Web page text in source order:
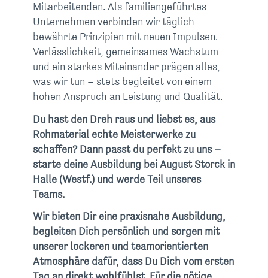
Mitarbeitenden. Als familiengeführtes
Unternehmen verbinden wir täglich
bewährte Prinzipien mit neuen Impulsen.
Verlässlichkeit, gemeinsames Wachstum
und ein starkes Miteinander prägen alles,
was wir tun – stets begleitet von einem
hohen Anspruch an Leistung und Qualität.
Du hast den Dreh raus und liebst es, aus
Rohmaterial echte Meisterwerke zu
schaffen? Dann passt du perfekt zu uns –
starte deine Ausbildung bei August Storck in
Halle (Westf.) und werde Teil unseres
Teams.
Wir bieten Dir eine praxisnahe Ausbildung,
begleiten Dich persönlich und sorgen mit
unserer lockeren und teamorientierten
Atmosphäre dafür, dass Du Dich vom ersten